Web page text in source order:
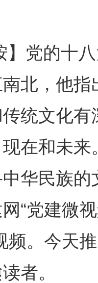
的十八
北，他
统文化
在和未
华民族的
“党建微
频。今天
者。